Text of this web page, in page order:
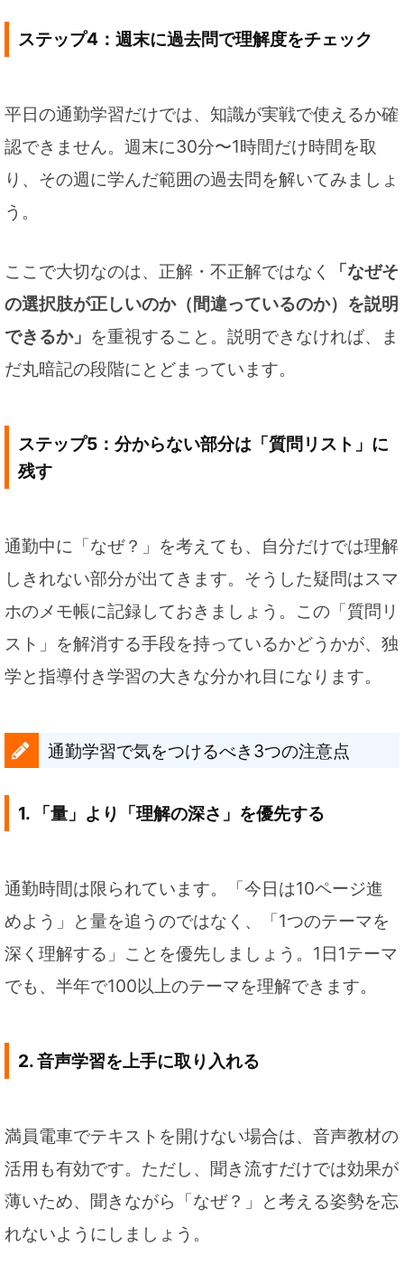
ステップ4：週末に過去問で理解度をチェック
平日の通勤学習だけでは、知識が実戦で使えるか確
認できません。週末に30分〜1時間だけ時間を取
り、その週に学んだ範囲の過去問を解いてみましょ
う。
ここで大切なのは、正解・不正解ではなく
「なぜそ
の選択肢が正しいのか（間違っているのか）を説明
できるか」 を重視すること。説明できなければ、ま
だ丸暗記の段階にとどまっています。
ステップ5：分からない部分は「質問リスト」に
残す
通勤中に「なぜ？」を考えても、自分だけでは理解
しきれない部分が出てきます。そうした疑問はスマ
ホのメモ帳に記録しておきましょう。この「質問リ
スト」を解消する手段を持っているかどうかが、独
学と指導付き学習の大きな分かれ目になります。
通勤学習で気をつけるべき3つの注意点
1. 「量」より「理解の深さ」を優先する
通勤時間は限られています。「今日は10ページ進
めよう」と量を追うのではなく、「1つのテーマを
深く理解する」ことを優先しましょう。1日1テーマ
でも、半年で100以上のテーマを理解できます。
2. 音声学習を上手に取り入れる
満員電車でテキストを開けない場合は、音声教材の
活用も有効です。ただし、聞き流すだけでは効果が
薄いため、聞きながら「なぜ？」と考える姿勢を忘
れないようにしましょう。